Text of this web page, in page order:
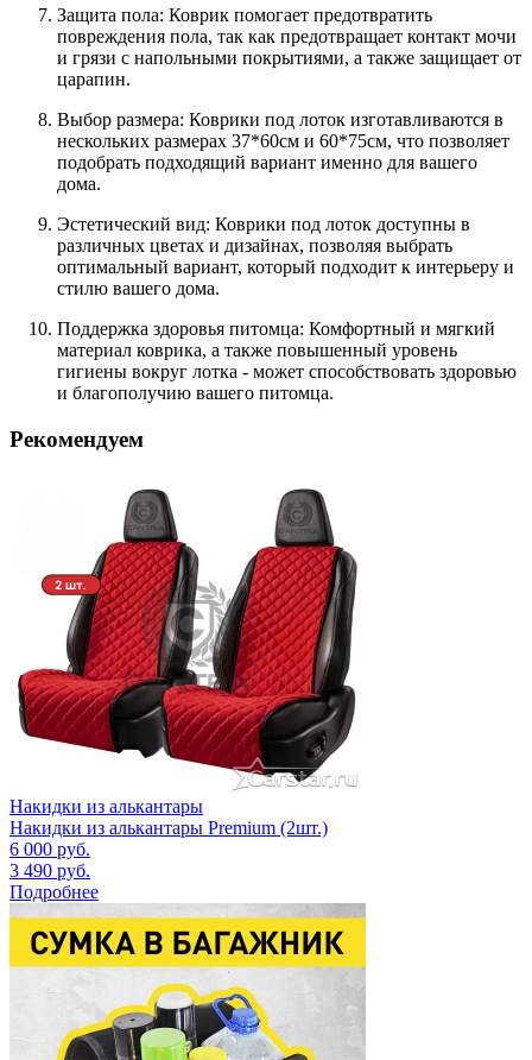
Защита пола: Коврик помогает предотвратить
повреждения пола, так как предотвращает контакт мочи
и грязи с напольными покрытиями, а также защищает от
царапин.
Выбор размера: Коврики под лоток изготавливаются в
нескольких размерах 37*60см и 60*75см, что позволяет
подобрать подходящий вариант именно для вашего
дома.
Эстетический вид: Коврики под лоток доступны в
различных цветах и дизайнах, позволяя выбрать
оптимальный вариант, который подходит к интерьеру и
стилю вашего дома.
Поддержка здоровья питомца: Комфортный и мягкий
материал коврика, а также повышенный уровень
гигиены вокруг лотка - может способствовать здоровью
и благополучию вашего питомца.
Рекомендуем
Накидки из алькантары
Накидки из алькантары Premium (2шт.)
6 000 руб.
3 490 руб.
Подробнее